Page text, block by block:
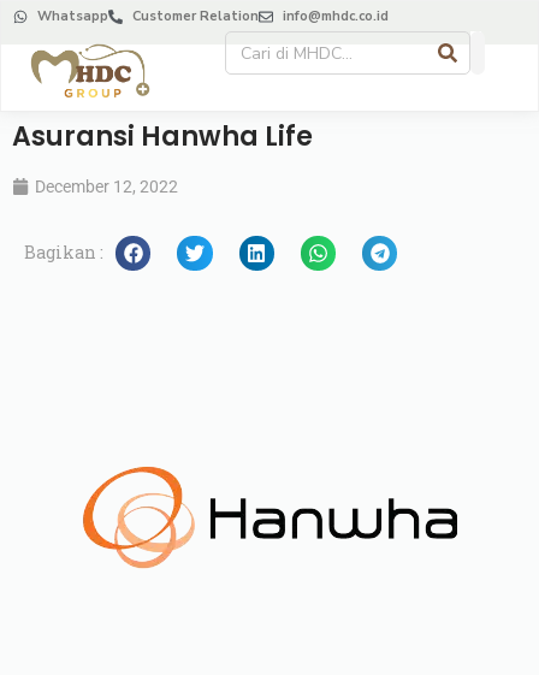
Whatsapp Customer Relation info@mhdc.co.id
Asuransi Hanwha Life
December 12, 2022
Bagikan :